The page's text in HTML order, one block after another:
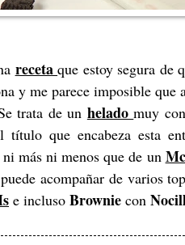
recetaque estoy segura de
y me parece imposible que
trata de un heladomuy
que encabeza esta
más ni menos que de un
acompañar de varios
e incluso Brownie con